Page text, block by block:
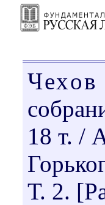
18 т. /
Т. 2.